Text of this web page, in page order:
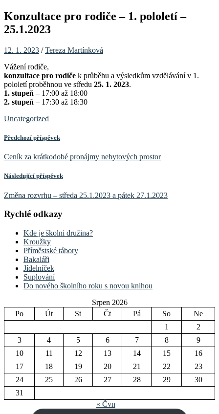
Konzultace pro rodiče – 1. pololetí –
25.1.2023
12. 1. 2023 /Tereza Martínková
Vážení rodiče,
konzultace pro rodiče k průběhu a výsledkům vzdělávání v 1.
pololetí proběhnou ve středu 25. 1. 2023.
1. stupeň – 17:00 až 18:00
2. stupeň – 17:30 až 18:30
Uncategorized
Předchozí příspěvek
Ceník za krátkodobé pronájmy nebytových prostor
Následující příspěvek
Změna rozvrhu – středa 25.1.2023 a pátek 27.1.2023
Rychlé odkazy
Kde je školní družina?
Kroužky
Příměstské tábory
Bakaláři
Jídelníček
Suplování
Do nového školního roku s novou knihou
Srpen 2026
Po
Út St Čt Pá So
Ne
1
2
3
4 5 6 7 8
9
10
11 12 13 14 15
16
17
18 19 20 21 22
23
24
25 26 27 28 29
30
31
« Čvn